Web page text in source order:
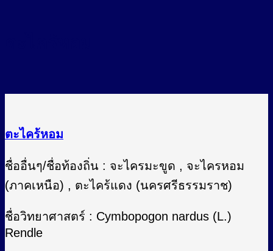
ตะไคร้หอม
ชื่ออื่นๆ/ชื่อท้องถิ่น : จะไครมะขูด , จะไครหอม
(ภาคเหนือ) , ตะไคร้แดง (นครศรีธรรมราช)
ชื่อวิทยาศาสตร์ : Cymbopogon nardus (L.)
Rendle